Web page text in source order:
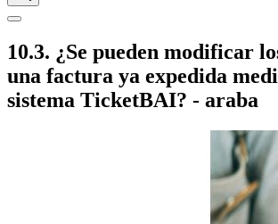
10.3. ¿Se pueden modificar
una factura ya expedida
sistema TicketBAI? - araba